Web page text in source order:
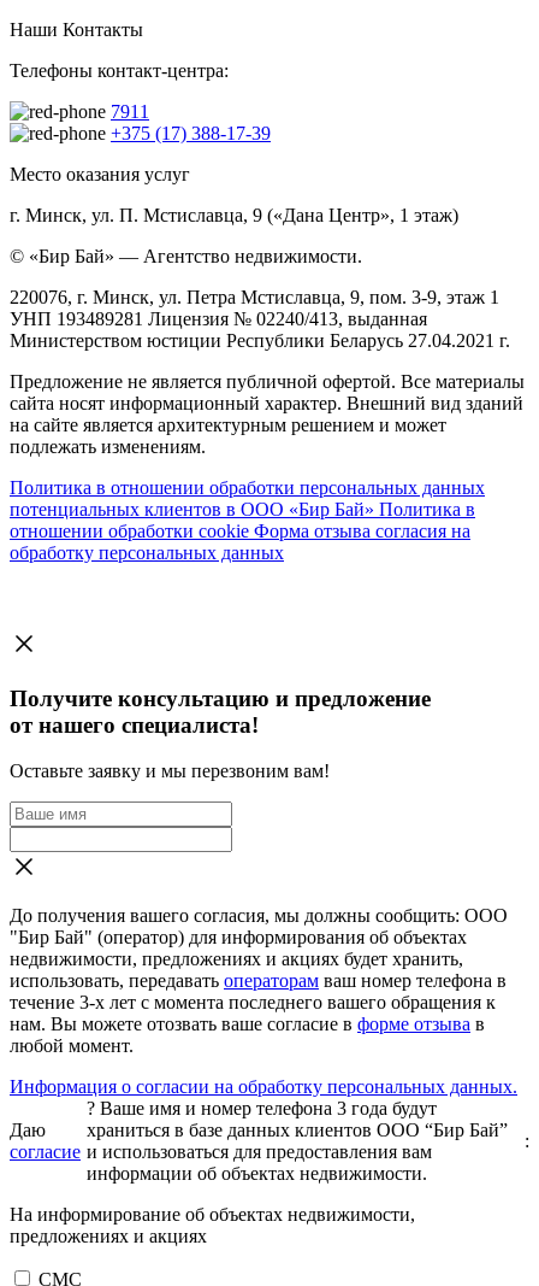
Наши Контакты
Телефоны контакт-центра:
7911
+375 (17) 388-17-39
Место оказания услуг
г. Минск, ул. П. Мстиславца, 9 («Дана Центр», 1 этаж)
© «Бир Бай» — Агентство недвижимости.
220076, г. Минск, ул. Петра Мстиславца, 9, пом. 3-9, этаж 1
УНП 193489281 Лицензия № 02240/413, выданная
Министерством юстиции Республики Беларусь 27.04.2021 г.
Предложение не является публичной офертой. Все материалы
сайта носят информационный характер. Внешний вид зданий
на сайте является архитектурным решением и может
подлежать изменениям.
Политика в отношении обработки персональных данных
потенциальных клиентов в ООО «Бир Бай» Политика в
отношении обработки cookie Форма отзыва согласия на
обработку персональных данных
Получите консультацию и предложение
от нашего специалиста!
Оставьте заявку и мы перезвоним вам!
До получения вашего согласия, мы должны сообщить: ООО
"Бир Бай" (оператор) для информирования об объектах
недвижимости, предложениях и акциях будет хранить,
использовать, передавать операторам ваш номер телефона в
течение 3-х лет с момента последнего вашего обращения к
нам. Вы можете отозвать ваше согласие в форме отзыва в
любой момент.
Информация о согласии на обработку персональных данных.
Даю
согласие
? Ваше имя и номер телефона 3 года будут
храниться в базе данных клиентов ООО “Бир Бай”
и использоваться для предоставления вам
информации об объектах недвижимости.
:
На информирование об объектах недвижимости,
предложениях и акциях
СМС